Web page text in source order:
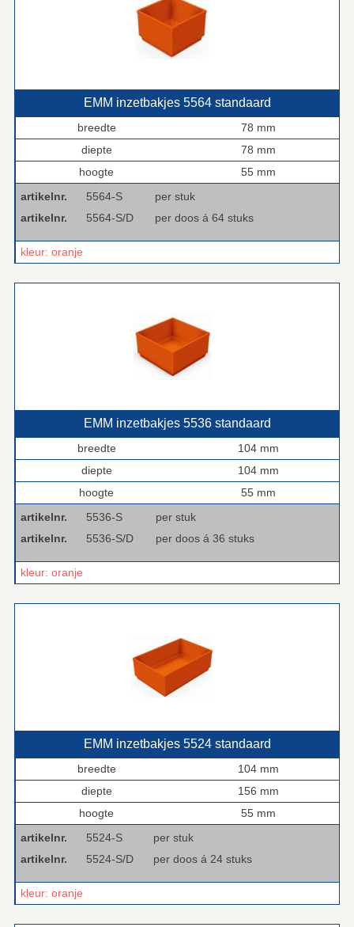
EMM inzetbakjes 5564 standaard
breedte
78 mm
diepte
78 mm
hoogte
55 mm
artikelnr. 5564-S
per stuk
artikelnr. 5564-S/D per doos á 64 stuks
kleur: oranje
EMM inzetbakjes 5536 standaard
breedte
104 mm
diepte
104 mm
hoogte
55 mm
artikelnr. 5536-S
per stuk
artikelnr. 5536-S/D per doos á 36 stuks
kleur: oranje
EMM inzetbakjes 5524 standaard
breedte
104 mm
diepte
156 mm
hoogte
55 mm
artikelnr. 5524-S
per stuk
artikelnr. 5524-S/D per doos á 24 stuks
kleur: oranje